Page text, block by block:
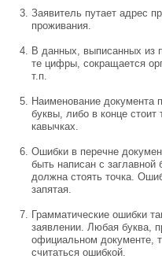
Заявитель путает адрес
проживания.
В данных, выписанных из
те цифры, сокращается
т.п.
Наименование документа
буквы, либо в конце стоит
кавычках.
Ошибки в перечне
быть написан с
должна стоять точка.
запятая.
Грамматические ошибки
заявлении. Любая буква,
официальном документе,
считаться ошибкой.